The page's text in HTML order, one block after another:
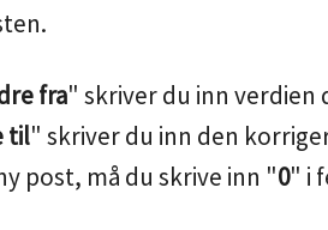
fra" skriver du inn verdien
til" skriver du inn den
post, må du skrive inn "0" i